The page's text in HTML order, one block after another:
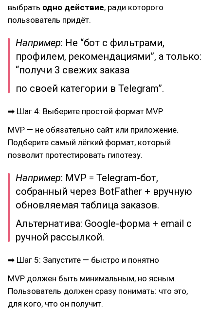
выбрать одно действие, ради которого
пользователь придёт.
Например: Не “бот с фильтрами,
профилем, рекомендациями”, а только:
“получи 3 свежих заказа
по своей категории в Telegram”.
➡ Шаг 4: Выберите простой формат MVP
MVP — не обязательно сайт или приложение.
Подберите самый лёгкий формат, который
позволит протестировать гипотезу.
Например: MVP = Telegram-бот,
собранный через BotFather + вручную
обновляемая таблица заказов.
Альтернатива: Google-форма + email с
ручной рассылкой.
➡ Шаг 5: Запустите — быстро и понятно
MVP должен быть минимальным, но ясным.
Пользователь должен сразу понимать: что это,
для кого, что он получит.